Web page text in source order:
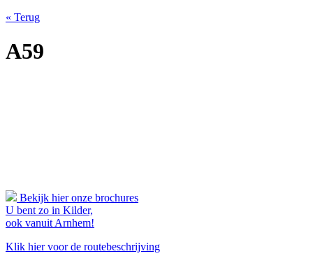
« Terug
A59
Bekijk hier onze brochures
U bent zo in Kilder,
ook vanuit Arnhem!
Klik hier voor de routebeschrijving